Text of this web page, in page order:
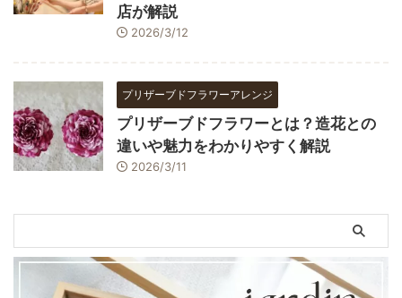
店が解説
2026/3/12
プリザーブドフラワーアレンジ
プリザーブドフラワーとは？造花との
違いや魅力をわかりやすく解説
2026/3/11